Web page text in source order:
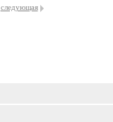
следующая